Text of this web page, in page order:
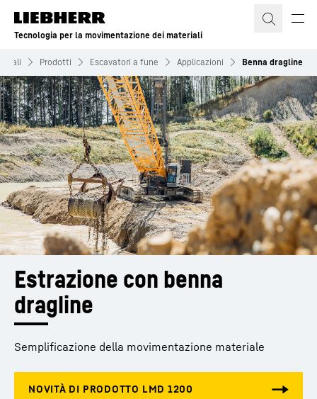
Tecnologia per la movimentazione dei materiali
Prodotti Escavatori a fune Applicazioni Benna dragline
Estrazione con benna
dragline
Semplificazione della movimentazione materiale